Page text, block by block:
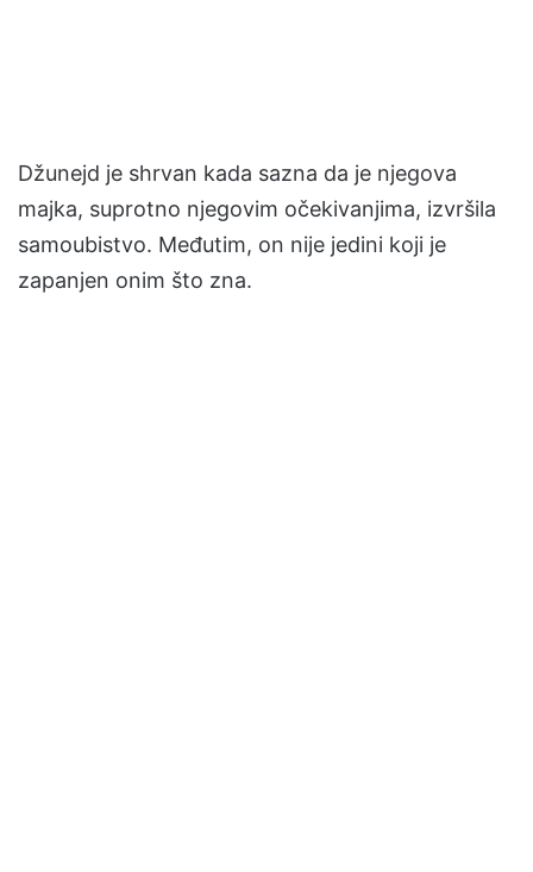
Džunejd je shrvan kada sazna da je njegova
majka, suprotno njegovim očekivanjima, izvršila
samoubistvo. Međutim, on nije jedini koji je
zapanjen onim što zna.